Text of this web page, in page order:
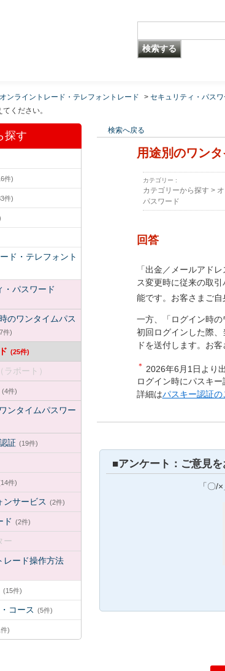
オンライントレード・テレフォントレード > セキュリティ・パスワ
ください。
探す
件)
件)
ド・テレフォント
・パスワード
のワンタイムパス
件)
(25件)
ポート）
(4件)
ンタイムパスワー
証 (19件)
件)
ンサービス (2件)
ド (2件)
ー
レード操作方法
(15件)
コース (5件)
)
検索へ戻る
用途別のワン
カテゴリー :
カテゴリーから探す >
パスワード
回答
「出金／メールアド
ス変更時に従来の取
能です。お客さまご自
一方、「ログイン時
初回ログインした際
ドを送付します。お
＊ 2026年6月1日より
ログイン時にパスキ
詳細はパスキー認証の
■アンケート：ご意見
「〇/